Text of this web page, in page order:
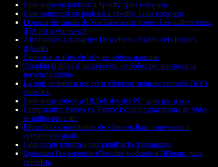
Com pujar un podcast a Spotify: guia completa
Com començar un podcast a Spotify: Guia completa
Domina els canals de YouTube sense rostre: Les millors eines
d'IA per a veu en off
Alternatives a Audacity: Descobreix el Món dels Editors
d'Àudio
Convertir articles de blog en vídeos atractius
Aprofita la força d’un portaveu en vídeo per potenciar la
presència online
La guia definitiva per crear dibuixos animats: consells DIY i
eines top
Com pujar vídeos a TikTok des del PC: guia pas a pas
Comparativa Vimeo vs. Frame.io: quina plataforma de vídeo
és millor per a tu?
Els millors convertidors de vídeo en línia: converteix i
comprimeix gratis
Com afegir música a una publicació d'Instagram
Optimitza l'experiència d'escoltar podcasts a l'iPhone: guia
completa